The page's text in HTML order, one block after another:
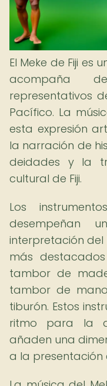
El Meke de Fiji es
acompaña
representativos
Pacífico. La
esta expresión
la narración de
deidades y la
cultural de Fiji.
Los
desempeñan
interpretación del
más
tambor de
tambor de
tiburón. Estos
ritmo para la
añaden una
a la presentación